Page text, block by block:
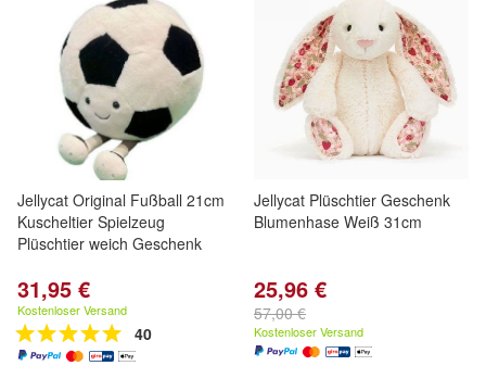
Jellycat Original Fußball 21cm
Kuscheltier Spielzeug
Plüschtier weich Geschenk
31,95 €
Kostenloser Versand
40
Jellycat Plüschtier Geschenk
Blumenhase Weiß 31cm
25,96 €
57,00 €
Kostenloser Versand